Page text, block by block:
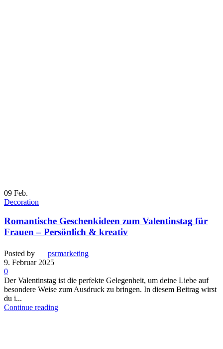
09 Feb.
Decoration
Romantische Geschenkideen zum Valentinstag für
Frauen – Persönlich & kreativ
Posted by
psrmarketing
9. Februar 2025
0
Der Valentinstag ist die perfekte Gelegenheit, um deine Liebe auf
besondere Weise zum Ausdruck zu bringen. In diesem Beitrag wirst
du i...
Continue reading